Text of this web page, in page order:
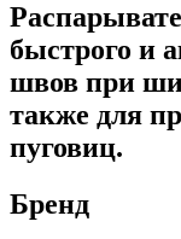
быстрого и
швов при
также для
пуговиц.
Бренд